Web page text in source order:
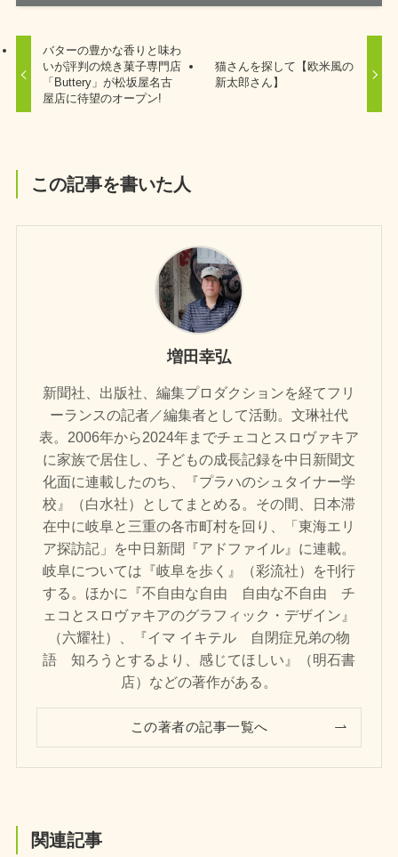
バターの豊かな香りと味わ
いが評判の焼き菓子専門店
「Buttery」が松坂屋名古
屋店に待望のオープン!
猫さんを探して【欧米風の
新太郎さん】
この記事を書いた人
増田幸弘
新聞社、出版社、編集プロダクションを経てフリ
ーランスの記者／編集者として活動。文琳社代
表。2006年から2024年までチェコとスロヴァキア
に家族で居住し、子どもの成長記録を中日新聞文
化面に連載したのち、『プラハのシュタイナー学
校』（白水社）としてまとめる。その間、日本滞
在中に岐阜と三重の各市町村を回り、「東海エリ
ア探訪記」を中日新聞『アドファイル』に連載。
岐阜については『岐阜を歩く』（彩流社）を刊行
する。ほかに『不自由な自由 自由な不自由 チ
ェコとスロヴァキアのグラフィック・デザイン』
（六耀社）、『イマ イキテル 自閉症兄弟の物
語 知ろうとするより、感じてほしい』（明石書
店）などの著作がある。
この著者の記事一覧へ
関連記事